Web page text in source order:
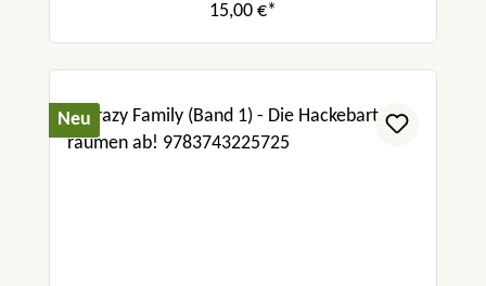
15,00 €*
Neu